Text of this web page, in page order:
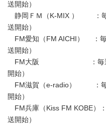
送開始）
静岡ＦＭ（K-MIX ） ：毎
送開始）
FM愛知（FM AICHI） ：
送開始）
FM大阪 ：毎週土曜
開始）
FM滋賀（e-radio） ：毎
開始）
FM兵庫（Kiss FM KOBE）
送開始）